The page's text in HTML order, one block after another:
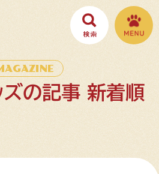
の記事 新着順